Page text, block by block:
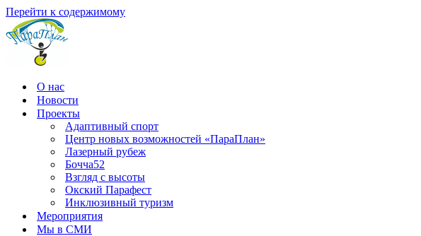
Перейти к содержимому
О нас
Новости
Проекты
Адаптивный спорт
Центр новых возможностей «ПараПлан»
Лазерный рубеж
Бочча52
Взгляд с высоты
Окский Парафест
Инклюзивный туризм
Мероприятия
Мы в СМИ